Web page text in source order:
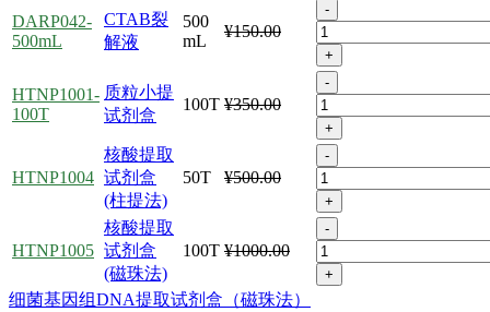
DARP042-
500mL
CTAB裂
解液
500
mL
¥150.00
-
+
HTNP1001-
100T
质粒小提
试剂盒
100T ¥350.00
-
+
HTNP1004
核酸提取
试剂盒
(柱提法)
50T ¥500.00
-
+
HTNP1005
核酸提取
试剂盒
(磁珠法)
100T ¥1000.00
-
+
细菌基因组DNA提取试剂盒（磁珠法）